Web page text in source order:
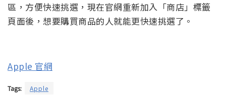
區，方便快速挑選，現在官網重新加入「商店」標籤
頁面後，想要購買商品的人就能更快速挑選了。
Apple 官網
Tags: Apple